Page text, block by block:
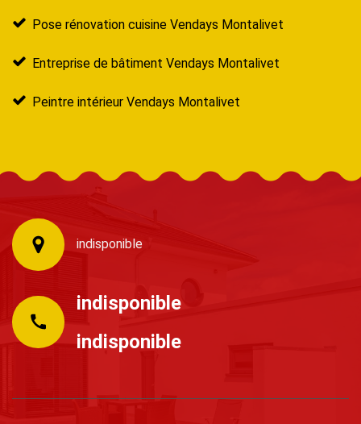
Pose rénovation cuisine Vendays Montalivet
Entreprise de bâtiment Vendays Montalivet
Peintre intérieur Vendays Montalivet
indisponible
indisponible
indisponible